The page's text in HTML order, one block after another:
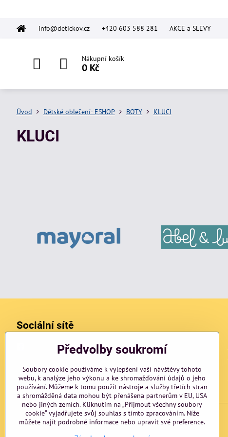
info@detickov.cz +420 603 588 281 AKCE a SLEVY
Nákupní košík
0 Kč
Úvod Dětské oblečení- ESHOP BOTY KLUCI
KLUCI
Sociální sítě
Instagram blog
Předvolby soukromí
Soubory cookie používáme k vylepšení vaší návštěvy tohoto
webu, k analýze jeho výkonu a ke shromažďování údajů o jeho
používání. Můžeme k tomu použít nástroje a služby třetích stran
a shromážděná data mohou být přenášena partnerům v EU, USA
nebo jiných zemích. Kliknutím na „Přijmout všechny soubory
cookie“ vyjadřujete svůj souhlas s tímto zpracováním. Níže
můžete najít podrobné informace nebo upravit své preference.